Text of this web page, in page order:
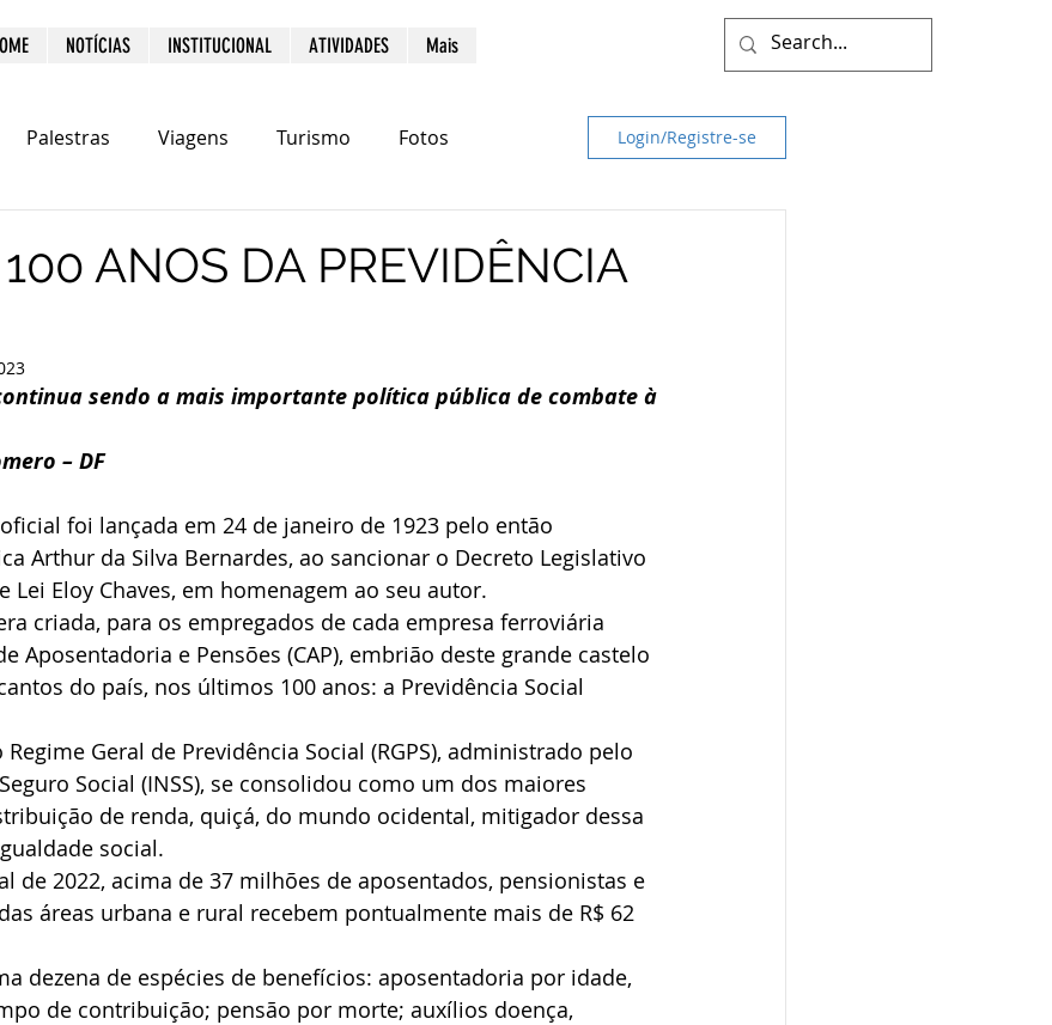
NOTÍCIAS INSTITUCIONAL ATIVIDADES Mais
Palestras Viagens Turismo Fotos Login/Registre-se
ANOS DA PREVIDÊNCIA
sendo a mais importante política pública de combate à
– DF
foi lançada em 24 de janeiro de 1923 pelo então
Arthur da Silva Bernardes, ao sancionar o Decreto Legislativo
Lei Eloy Chaves, em homenagem ao seu autor.
criada, para os empregados de cada empresa ferroviária
Aposentadoria e Pensões (CAP), embrião deste grande castelo
do país, nos últimos 100 anos: a Previdência Social
Geral de Previdência Social (RGPS), administrado pelo
Social (INSS), se consolidou como um dos maiores
de renda, quiçá, do mundo ocidental, mitigador dessa
social.
de 2022, acima de 37 milhões de aposentados, pensionistas e
áreas urbana e rural recebem pontualmente mais de R$ 62
dezena de espécies de benefícios: aposentadoria por idade,
de contribuição; pensão por morte; auxílios doença,